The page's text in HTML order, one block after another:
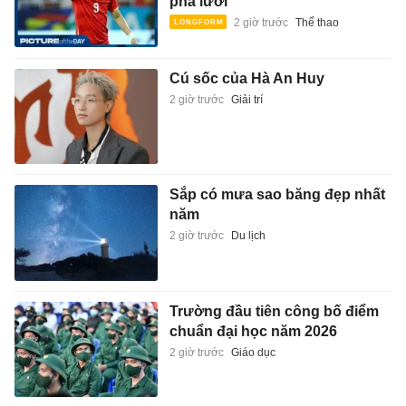
2 giờ trước Thể thao
Cú sốc của Hà An Huy
2 giờ trước Giải trí
Sắp có mưa sao băng đẹp nhất
năm
2 giờ trước Du lịch
Trường đầu tiên công bố điểm
chuẩn đại học năm 2026
2 giờ trước Giáo dục